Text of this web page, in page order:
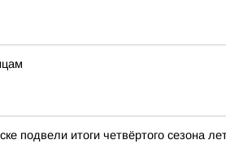
итоги четвёртого сезона